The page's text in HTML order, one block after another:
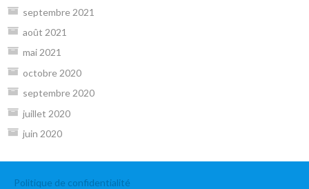
septembre 2021
août 2021
mai 2021
octobre 2020
septembre 2020
juillet 2020
juin 2020
Politique de confidentialité